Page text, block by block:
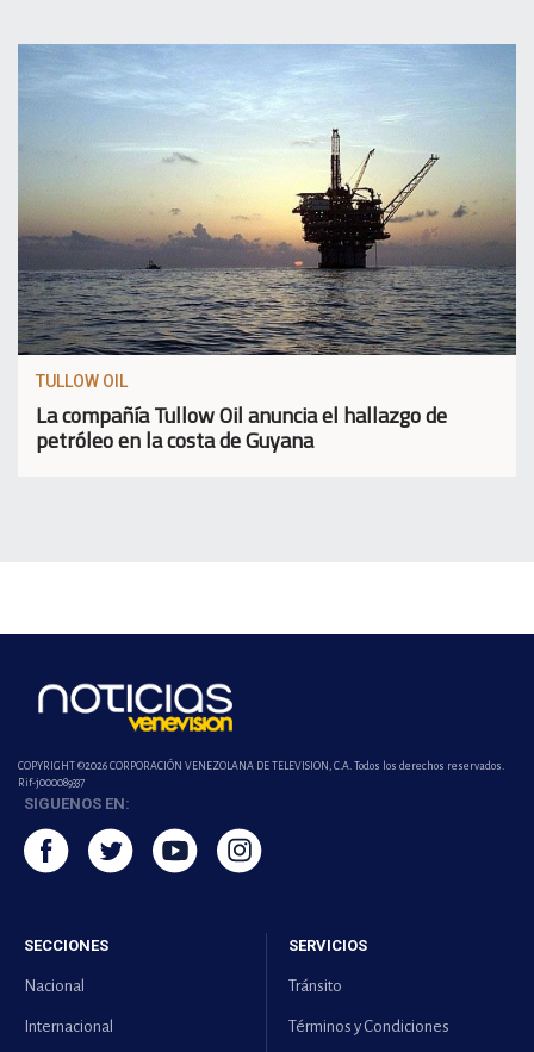
TULLOW OIL
La compañía Tullow Oil anuncia el hallazgo de
petróleo en la costa de Guyana
COPYRIGHT ©2026 CORPORACIÓN VENEZOLANA DE TELEVISION, C.A. Todos los derechos reservados.
Rif-j000089337
SIGUENOS EN:
SECCIONES
Nacional
Internacional
SERVICIOS
Tránsito
Términos y Condiciones